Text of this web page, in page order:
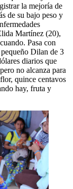
la mejoría de
de su bajo peso y
Martínez (20),
Pasa con
Dilan de 3
diarios que
no alcanza para
quince centavos
hay, fruta y